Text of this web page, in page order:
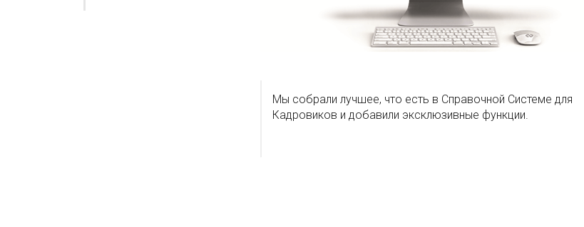
Мы собрали лучшее, что есть в Справочной Системе для
Кадровиков и добавили эксклюзивные функции.